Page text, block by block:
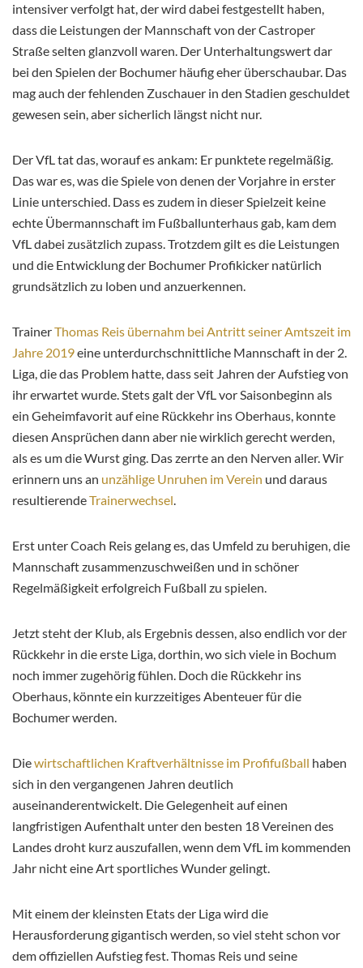
intensiver verfolgt hat, der wird dabei festgestellt haben,
dass die Leistungen der Mannschaft von der Castroper
Straße selten glanzvoll waren. Der Unterhaltungswert dar
bei den Spielen der Bochumer häufig eher überschaubar. Das
mag auch der fehlenden Zuschauer in den Stadien geschuldet
gewesen sein, aber sicherlich längst nicht nur.
Der VfL tat das, worauf es ankam: Er punktete regelmäßig.
Das war es, was die Spiele von denen der Vorjahre in erster
Linie unterschied. Dass es zudem in dieser Spielzeit keine
echte Übermannschaft im Fußballunterhaus gab, kam dem
VfL dabei zusätzlich zupass. Trotzdem gilt es die Leistungen
und die Entwicklung der Bochumer Profikicker natürlich
grundsätzlich zu loben und anzuerkennen.
TrainerThomas Reis übernahm bei Antritt seiner Amtszeit im
Jahre 2019eine unterdurchschnittliche Mannschaft in der 2.
Liga, die das Problem hatte, dass seit Jahren der Aufstieg von
ihr erwartet wurde. Stets galt der VfL vor Saisonbeginn als
ein Geheimfavorit auf eine Rückkehr ins Oberhaus, konnte
diesen Ansprüchen dann aber nie wirklich gerecht werden,
als es um die Wurst ging. Das zerrte an den Nerven aller. Wir
erinnern uns an unzählige Unruhen im Verein und daraus
resultierendeTrainerwechsel.
Erst unter Coach Reis gelang es, das Umfeld zu beruhigen, die
Mannschaft zusammenzuschweißen und in schöner
Regelmäßigkeit erfolgreich Fußball zu spielen.
Jetzt steht der Klub, als Ergebnis dessen, also endlich vor der
Rückkehr in die erste Liga, dorthin, wo sich viele in Bochum
noch immer zugehörig fühlen. Doch die Rückkehr ins
Oberhaus, könnte ein kurzzeitiges Abenteuer für die
Bochumer werden.
Diewirtschaftlichen Kraftverhältnisse im Profifußball haben
sich in den vergangenen Jahren deutlich
auseinanderentwickelt. Die Gelegenheit auf einen
langfristigen Aufenthalt unter den besten 18 Vereinen des
Landes droht kurz auszufallen, wenn dem VfL im kommenden
Jahr nicht eine Art sportliches Wunder gelingt.
Mit einem der kleinsten Etats der Liga wird die
Herausforderung gigantisch werden, so viel steht schon vor
dem offiziellen Aufstieg fest. Thomas Reis und seine